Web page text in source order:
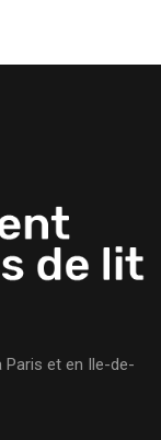
Paris et en Ile-de-